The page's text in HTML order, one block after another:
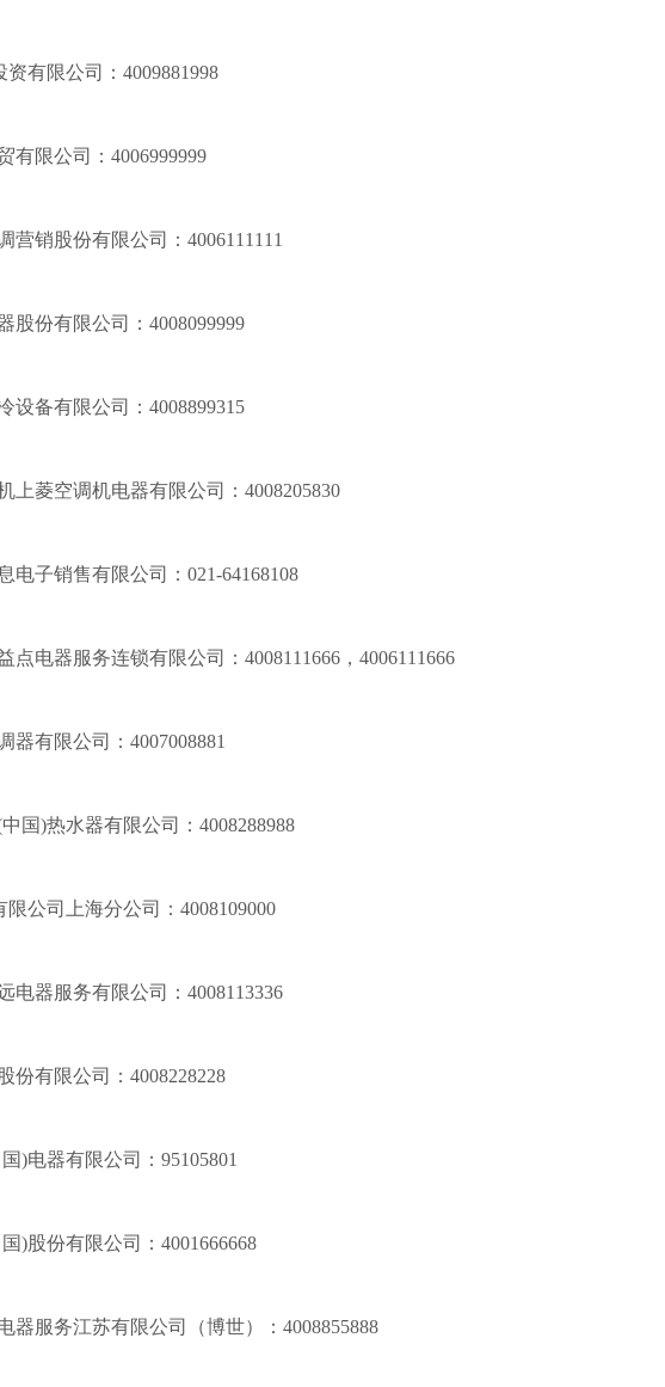
有限公司： 4009881998
有限公司： 4006999999
营销股份有限公司： 4006111111
股份有限公司： 4008099999
设备有限公司： 4008899315
上菱空调机电器有限公司： 4008205830
电子销售有限公司： 021-64168108
点电器服务连锁有限公司： 4008111666， 4006111666
器有限公司： 4007008881
国)热水器有限公司： 4008288988
限公司上海分公司： 4008109000
电器服务有限公司： 4008113336
份有限公司： 4008228228
)电器有限公司： 95105801
)股份有限公司： 4001666668
器服务江苏有限公司（博世）： 4008855888